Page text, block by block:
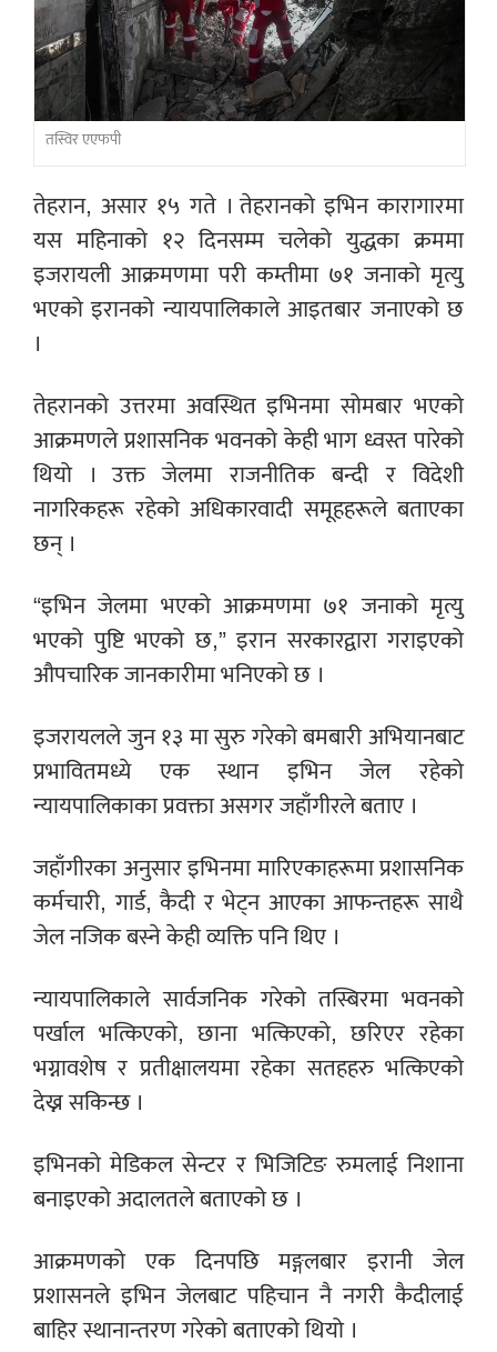
तस्विर एएफपी
तेहरान, असार १५ गते । तेहरानको इभिन कारागारमा
यस महिनाको १२ दिनसम्म चलेको युद्धका क्रममा
इजरायली आक्रमणमा परी कम्तीमा ७१ जनाको मृत्यु
भएको इरानको न्यायपालिकाले आइतबार जनाएको छ
।
तेहरानको उत्तरमा अवस्थित इभिनमा सोमबार भएको
आक्रमणले प्रशासनिक भवनको केही भाग ध्वस्त पारेको
थियो । उक्त जेलमा राजनीतिक बन्दी र विदेशी
नागरिकहरू रहेको अधिकारवादी समूहहरूले बताएका
छन् ।
“इभिन जेलमा भएको आक्रमणमा ७१ जनाको मृत्यु
भएको पुष्टि भएको छ,” इरान सरकारद्वारा गराइएको
औपचारिक जानकारीमा भनिएको छ ।
इजरायलले जुन १३ मा सुरु गरेको बमबारी अभियानबाट
प्रभावितमध्ये एक स्थान इभिन जेल रहेको
न्यायपालिकाका प्रवक्ता असगर जहाँगीरले बताए ।
जहाँगीरका अनुसार इभिनमा मारिएकाहरूमा प्रशासनिक
कर्मचारी, गार्ड, कैदी र भेट्न आएका आफन्तहरू साथै
जेल नजिक बस्ने केही व्यक्ति पनि थिए ।
न्यायपालिकाले सार्वजनिक गरेको तस्बिरमा भवनको
पर्खाल भत्किएको, छाना भत्किएको, छरिएर रहेका
भग्नावशेष र प्रतीक्षालयमा रहेका सतहहरु भत्किएको
देख्न सकिन्छ ।
इभिनको मेडिकल सेन्टर र भिजिटिङ रुमलाई निशाना
बनाइएको अदालतले बताएको छ ।
आक्रमणको एक दिनपछि मङ्गलबार इरानी जेल
प्रशासनले इभिन जेलबाट पहिचान नै नगरी कैदीलाई
बाहिर स्थानान्तरण गरेको बताएको थियो ।